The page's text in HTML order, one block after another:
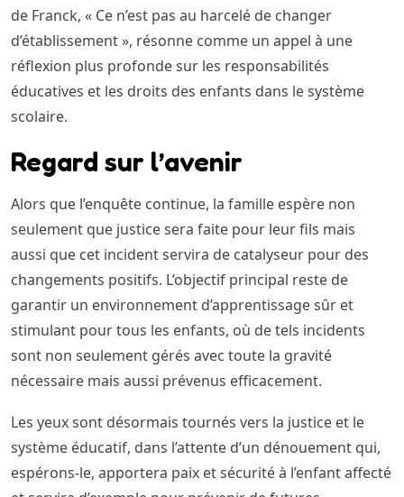
de Franck, « Ce n’est pas au harcelé de changer
d’établissement », résonne comme un appel à une
réflexion plus profonde sur les responsabilités
éducatives et les droits des enfants dans le système
scolaire.
Regard sur l’avenir
Alors que l’enquête continue, la famille espère non
seulement que justice sera faite pour leur fils mais
aussi que cet incident servira de catalyseur pour des
changements positifs. L’objectif principal reste de
garantir un environnement d’apprentissage sûr et
stimulant pour tous les enfants, où de tels incidents
sont non seulement gérés avec toute la gravité
nécessaire mais aussi prévenus efficacement.
Les yeux sont désormais tournés vers la justice et le
système éducatif, dans l’attente d’un dénouement qui,
espérons-le, apportera paix et sécurité à l’enfant affecté